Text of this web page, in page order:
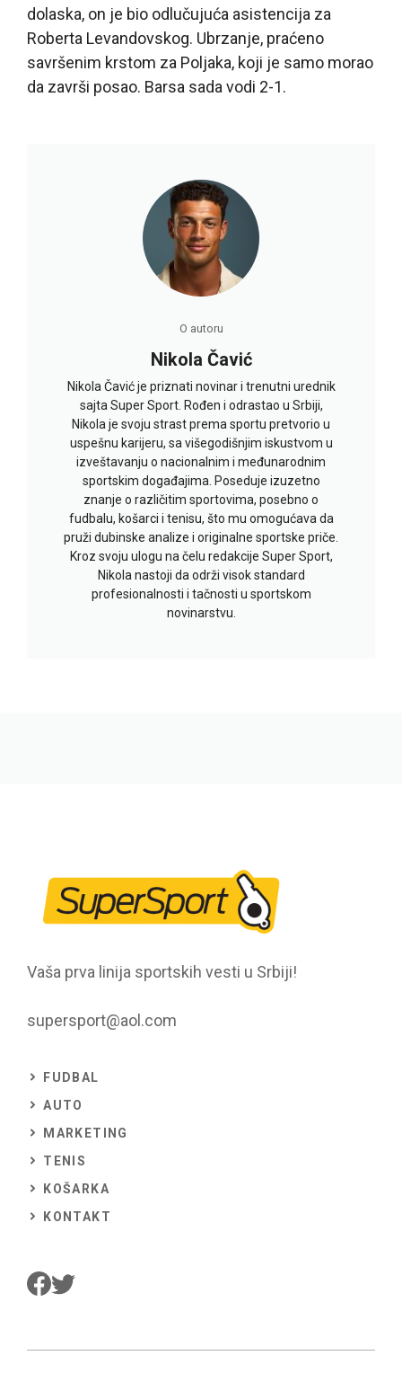
dolaska, on je bio odlučujuća asistencija za
Roberta Levandovskog. Ubrzanje, praćeno
savršenim krstom za Poljaka, koji je samo morao
da završi posao. Barsa sada vodi 2-1.
O autoru
Nikola Čavić
Nikola Čavić je priznati novinar i trenutni urednik
sajta Super Sport. Rođen i odrastao u Srbiji,
Nikola je svoju strast prema sportu pretvorio u
uspešnu karijeru, sa višegodišnjim iskustvom u
izveštavanju o nacionalnim i međunarodnim
sportskim događajima. Poseduje izuzetno
znanje o različitim sportovima, posebno o
fudbalu, košarci i tenisu, što mu omogućava da
pruži dubinske analize i originalne sportske priče.
Kroz svoju ulogu na čelu redakcije Super Sport,
Nikola nastoji da održi visok standard
profesionalnosti i tačnosti u sportskom
novinarstvu.
Vaša prva linija sportskih vesti u Srbiji!
supersport@aol.com
FUDBAL
AUTO
MARKETING
TENIS
KOŠARKA
KONTAKT